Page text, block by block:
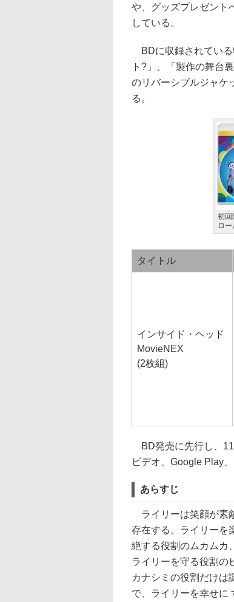
や、グッズプレゼント
している。
BDに収録されている
ト?」、「製作の舞台
のリバーシブルジャケ
る。
初回
ロ
タイトル
インサイド・ヘッド
MovieNEX
(2枚組)
BD発売に先行し、11
ビデオ、Google Play
あらすじ
ライリーは笑顔が素
存在する。ライリーを
絶する役割のムカムカ
ライリーを守る役割の
カナシミの役割だけ
で、ライリーを幸せに